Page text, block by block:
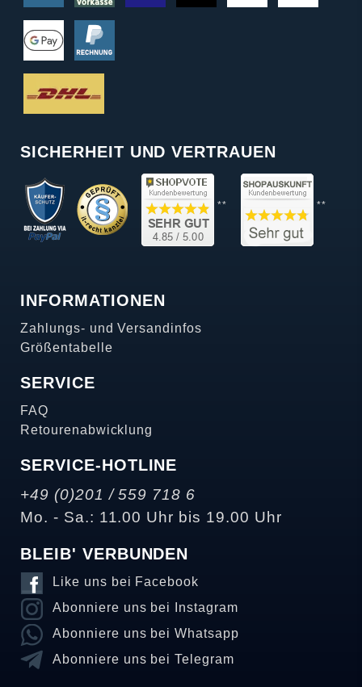
SICHERHEIT UND VERTRAUEN
** **
INFORMATIONEN
Zahlungs- und Versandinfos
Größentabelle
SERVICE
FAQ
Retourenabwicklung
SERVICE-HOTLINE
+49 (0)201 / 559 718 6
Mo. - Sa.: 11.00 Uhr bis 19.00 Uhr
BLEIB' VERBUNDEN
Like uns bei Facebook
Abonniere uns bei Instagram
Abonniere uns bei Whatsapp
Abonniere uns bei Telegram